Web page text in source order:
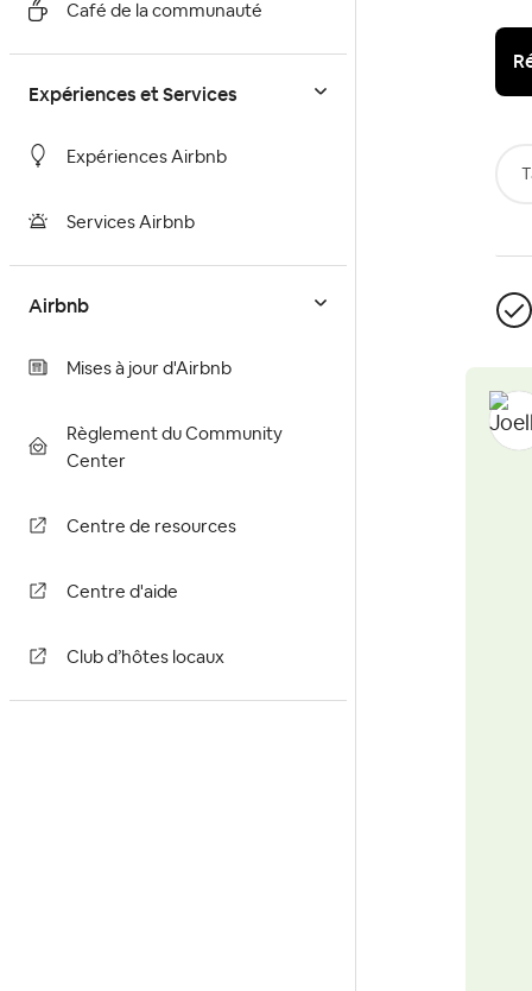
Café de la communauté
Expériences et Services
Expériences Airbnb
Services Airbnb
Airbnb
Mises à jour d'Airbnb
Règlement du Community
Center
Centre de resources
Centre d'aide
Club d’hôtes locaux